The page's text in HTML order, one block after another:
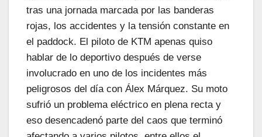
tras una jornada marcada por las banderas
rojas, los accidentes y la tensión constante en
el paddock. El piloto de KTM apenas quiso
hablar de lo deportivo después de verse
involucrado en uno de los incidentes más
peligrosos del día con Álex Márquez. Su moto
sufrió un problema eléctrico en plena recta y
eso desencadenó parte del caos que terminó